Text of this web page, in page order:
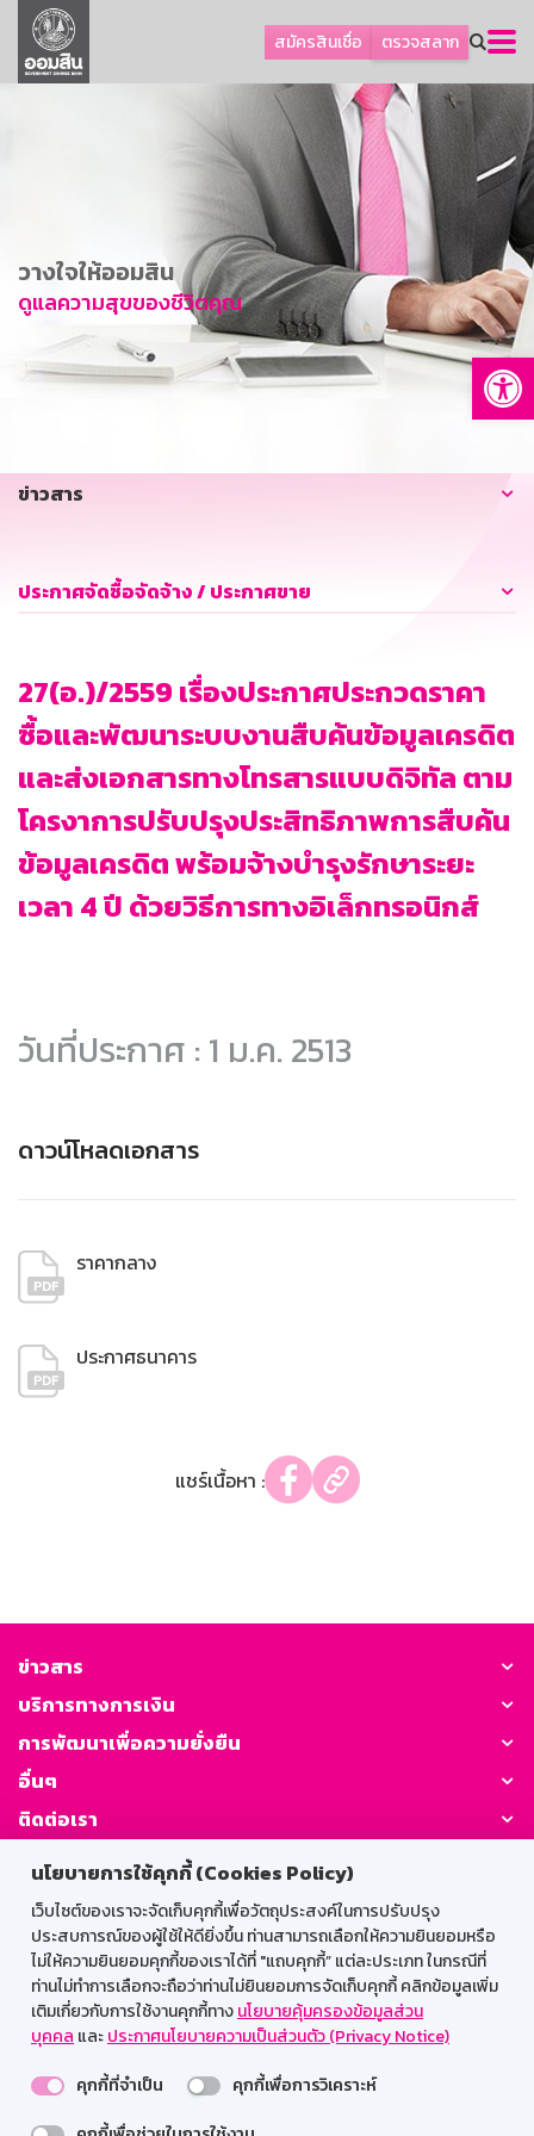
นโยบายการใช้คุกกี้ (Cookies Policy)
เว็บไซต์ของเราจะจัดเก็บคุกกี้เพื่อวัตถุประสงค์ในการปรับปรุง
ประสบการณ์ของผู้ใช้ให้ดียิ่งขึ้น ท่านสามารถเลือกให้ความยินยอมหรือ
ไม่ให้ความยินยอมคุกกี้ของเราได้ที่ "แถบคุกกี้” แต่ละประเภท ในกรณีที่
ท่านไม่ทำการเลือกจะถือว่าท่านไม่ยินยอมการจัดเก็บคุกกี้ คลิกข้อมูลเพิ่ม
เติมเกี่ยวกับการใช้งานคุกกี้ทางนโยบายคุ้มครองข้อมูลส่วน
บุคคล และประกาศนโยบายความเป็นส่วนตัว (Privacy Notice)
คุกกี้ที่จำเป็น
คุกกี้เพื่อการวิเคราะห์
สมัครสินเชื่อ ตรวจสลาก
ลูกค้าธุรกิจ
ลูกค้าผู้ประกอบรายย่อย
การพัฒนาที่ยั่งยืน
ข่าวสาร
บริการทางการเงิน
อื่นๆ
วางใจให้ออมสิน
ดูแลความสุขของชีวิตคุณ
ข่าวสาร
ประกาศจัดซื้อจัดจ้าง / ประกาศขาย
27(อ.)/2559 เรื่องประกาศประกวดราคา
ซื้อและพัฒนาระบบงานสืบค้นข้อมูลเครดิต
และส่งเอกสารทางโทรสารแบบดิจิทัล ตาม
โครงาการปรับปรุงประสิทธิภาพการสืบค้น
ข้อมูลเครดิต พร้อมจ้างบำรุงรักษาระยะ
เวลา 4 ปี ด้วยวิธีการทางอิเล็กทรอนิกส์
วันที่ประกาศ : 1 ม.ค. 2513
ดาวน์โหลดเอกสาร
ราคากลาง
ประกาศธนาคาร
แชร์เนื้อหา :
ข่าวสาร
บริการทางการเงิน
การพัฒนาเพื่อความยั่งยืน
อื่นๆ
ติดต่อเรา
GSB Society:
สำหรับพนักงาน
Web HR
GSB Wisdom
M-Search
เข้าสู่ระบบเน็ตเมล